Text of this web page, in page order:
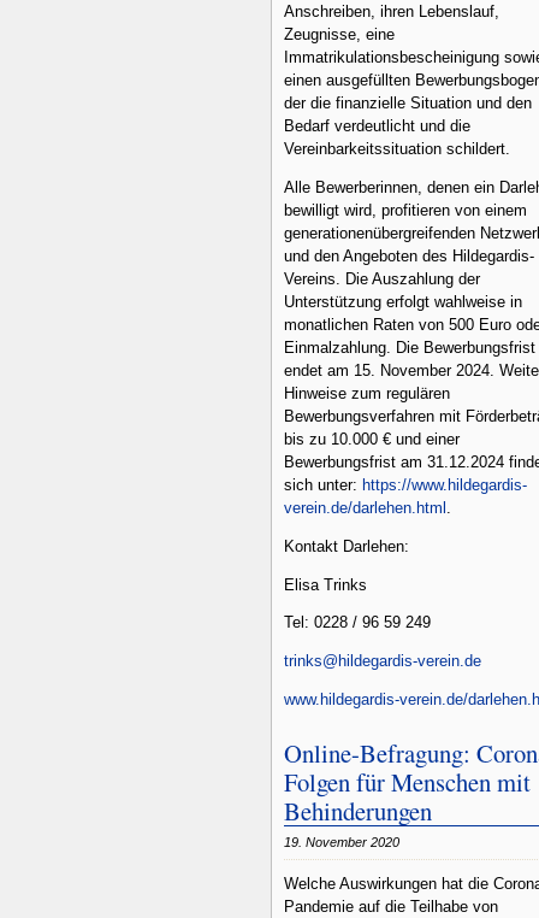
Anschreiben, ihren Lebenslauf,
Zeugnisse, eine
Immatrikulationsbescheinigung
einen ausgefüllten
der die finanzielle Situation und den
Bedarf verdeutlicht und die
Vereinbarkeitssituation schildert.
Alle Bewerberinnen, denen ein
bewilligt wird, profitieren von einem
generationenübergreifenden
und den Angeboten des Hildegardis-
Vereins. Die Auszahlung der
Unterstützung erfolgt wahlweise in
monatlichen Raten von 500 Euro
Einmalzahlung. Die Bewerbungsfrist
endet am 15. November 2024.
Hinweise zum regulären
Bewerbungsverfahren mit
bis zu 10.000 € und einer
Bewerbungsfrist am 31.12.2024
sich unter: https://www.hildegardis-
verein.de/darlehen.html
Kontakt Darlehen:
Elisa Trinks
Tel: 0228 / 96 59 249
trinks@hildegardis-verein.de
www.hildegardis-verein.de/
Online-Befragung:
Folgen für Menschen mit
Behinderungen
19. November 2020
Welche Auswirkungen hat die
Pandemie auf die Teilhabe von